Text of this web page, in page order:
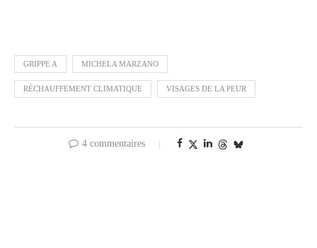
GRIPPE A MICHELA MARZANO
RÉCHAUFFEMENT CLIMATIQUE VISAGES DE LA PEUR
4 commentaires